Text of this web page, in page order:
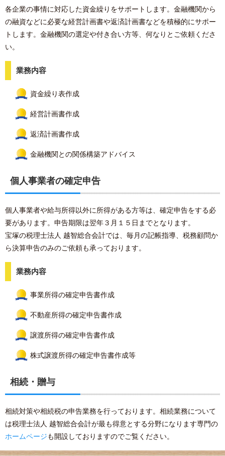
各企業の事情に対応した資金繰りをサポートします。金融機関から
の融資などに必要な経営計画書や返済計画書などを積極的にサポー
トします。金融機関の選定や付き合い方等、何なりとご依頼くださ
い。
業務内容
資金繰り表作成
経営計画書作成
返済計画書作成
金融機関との関係構築アドバイス
個人事業者の確定申告
個人事業者や給与所得以外に所得がある方等は、確定申告をする必
要があります。申告期限は翌年３月１５日までとなります。
宝塚の税理士法人 越智総合会計では、毎月の記帳指導、税務顧問か
ら決算申告のみのご依頼も承っております。
業務内容
事業所得の確定申告書作成
不動産所得の確定申告書作成
譲渡所得の確定申告書作成
株式譲渡所得の確定申告書作成等
相続・贈与
相続対策や相続税の申告業務を行っております。相続業務について
は税理士法人 越智総合会計が最も得意とする分野になります専門の
ホームページも開設しておりますのでご覧ください。